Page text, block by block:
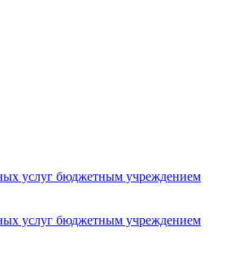
услуг бюджетным учреждением
услуг бюджетным учреждением